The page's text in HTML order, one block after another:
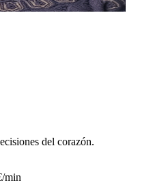
del corazón.
min